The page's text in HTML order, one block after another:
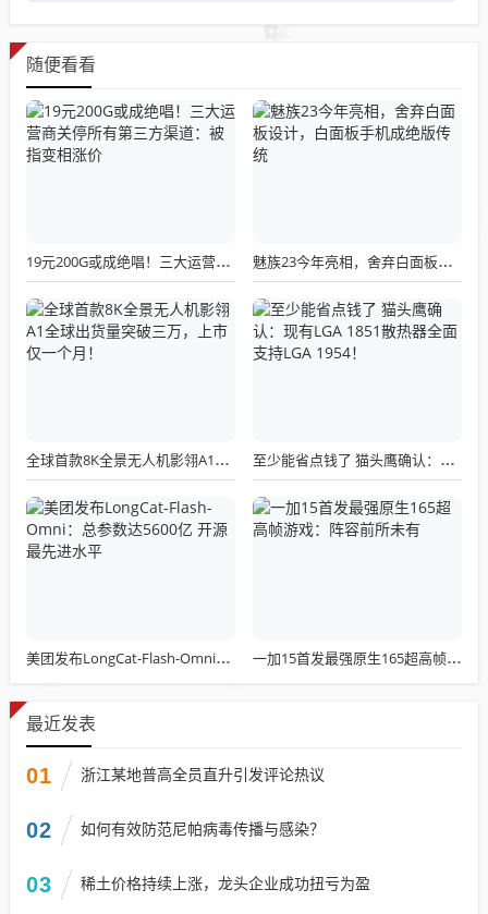
随便看看
19元200G或成绝唱！三大运营商关停所有第三方渠道：被指变相涨价 魅族23今年亮相，舍弃白面板设计，白面板手机成绝版传统
全球首款8K全景无人机影翎A1全球出货量突破三万，上市仅一个月！ 至少能省点钱了 猫头鹰确认：现有LGA 1851散热器全面支持LGA 1954！
美团发布LongCat-Flash-Omni：总参数达5600亿 开源最先进水平 一加15首发最强原生165超高帧游戏：阵容前所未有
最近发表
01 浙江某地普高全员直升引发评论热议
02 如何有效防范尼帕病毒传播与感染？
03 稀土价格持续上涨，龙头企业成功扭亏为盈